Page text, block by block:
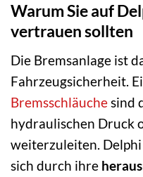
Warum Sie auf
vertrauen sollten
Die Bremsanlage ist
Fahrzeugsicherheit.
Bremsschläuchesind
hydraulischen Druck
weiterzuleiten.
sich durch ihre